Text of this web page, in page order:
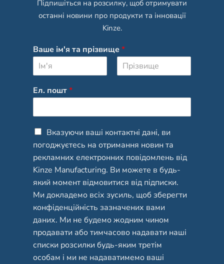
Підпишіться на розсилку, щоб отримувати
останні новини про продукти та інновації
Kinze.
Ваше ім'я та прізвище*
м
'
и
е
Ел. пошт*
C
h
e
c
k
b
o
x
e
s
*
Вказуючи ваші контактні дані, ви
погоджуєтесь на отримання новин та
рекламних електронних повідомлень від
Kinze Manufacturing. Ви можете в будь-
який момент відмовитися від підписки.
Ми докладемо всіх зусиль, щоб зберегти
конфіденційність зазначених вами
даних. Ми не будемо жодним чином
продавати або тимчасово надавати наші
списки розсилки будь-яким третім
особам і ми не надаватимемо ваші